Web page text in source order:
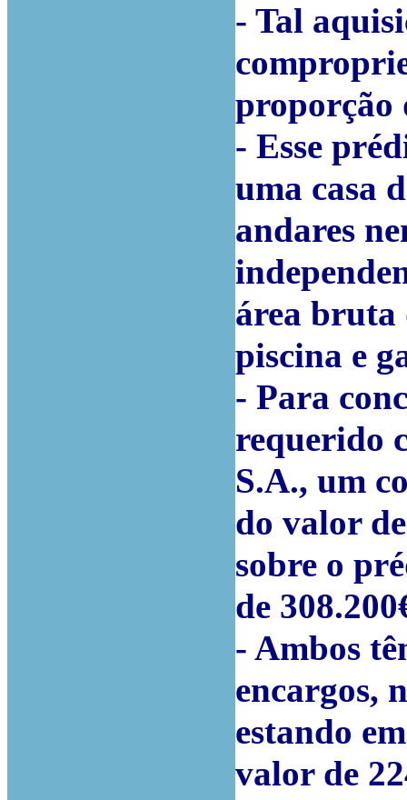
- Tal
proporção
- Esse
uma casa
andares
área bruta
piscina e
- Para
requerido
S.A., um
do valor
sobre o
de
- Ambos
encargos,
estando
valor de